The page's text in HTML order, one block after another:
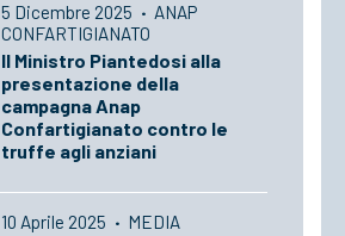
5 Dicembre 2025 · ANAP
CONFARTIGIANATO
Il Ministro Piantedosi alla
presentazione della
campagna Anap
Confartigianato contro le
truffe agli anziani
10 Aprile 2025 · MEDIA